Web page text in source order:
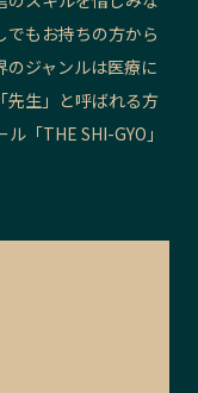
でもお持ちの方から
のジャンルは医療に
先生」と呼ばれる方
「THE SHI-GYO」